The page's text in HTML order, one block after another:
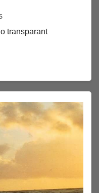
transparant